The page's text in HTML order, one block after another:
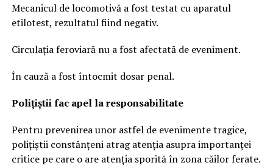
Mecanicul de locomotivă a fost testat cu aparatul
etilotest, rezultatul fiind negativ.
Circulația feroviară nu a fost afectată de eveniment.
În cauză a fost întocmit dosar penal.
Polițiștii fac apel la responsabilitate
Pentru prevenirea unor astfel de evenimente tragice,
polițiștii constănțeni atrag atenția asupra importanței
critice pe care o are atenția sporită în zona căilor ferate.